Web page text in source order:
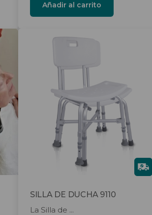
Añadir al carrito
SILLA DE DUCHA 9110
Gra
tis
La Silla de ...
múltiples
variantes.
opciones
pueden
página
de